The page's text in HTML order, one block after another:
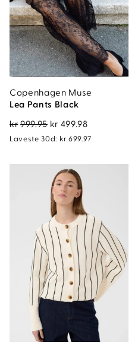
Copenhagen Muse
Lea Pants Black
kr999.95 Opprinnelig
pris
kr999.95.
kr 499.98
pris
kr499.98.
Laveste 30d: kr 699.97